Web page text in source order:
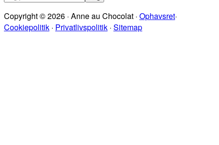
på
sitet
Copyright © 2026 · Anne au Chocolat · Ophavsret·
Cookiepolitik · Privatlivspolitik · Sitemap